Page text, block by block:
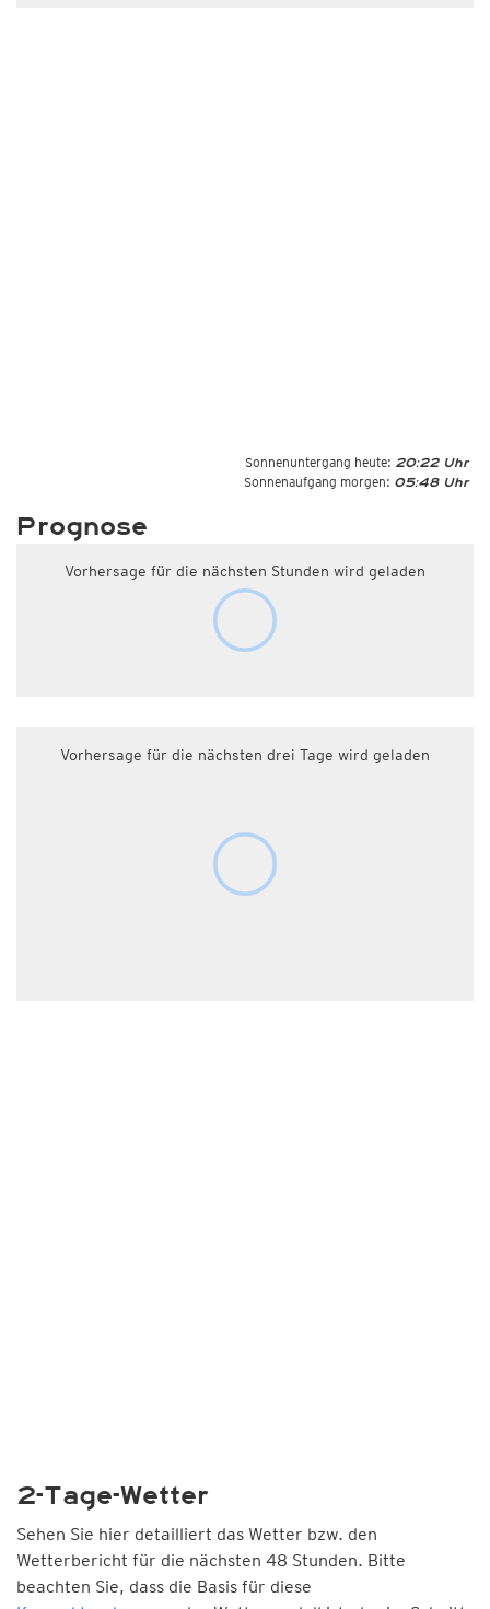
Sonnenuntergang heute: 20:22 Uhr
Sonnenaufgang morgen: 05:48 Uhr
Prognose
Vorhersage für die nächsten Stunden wird geladen
Vorhersage für die nächsten drei Tage wird geladen
2-Tage-Wetter
Sehen Sie hier detailliert das Wetter bzw. den
Wetterbericht für die nächsten 48 Stunden. Bitte
beachten Sie, dass die Basis für diese